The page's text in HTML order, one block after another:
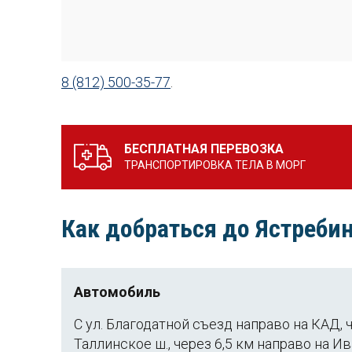
8 (812) 500-35-77
БЕСПЛАТНАЯ ПЕРЕВОЗКА
ТРАНСПОРТИРОВКА ТЕЛА В МОРГ
Как добраться до
Автомобиль
С ул. Благодатной съезд направо на КАД,
Таллинское ш., через 6,5 км направо на